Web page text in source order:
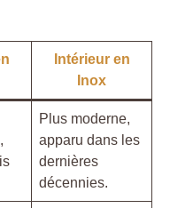
Intérieur en
Inox
Plus moderne,
apparu dans les
dernières
décennies.